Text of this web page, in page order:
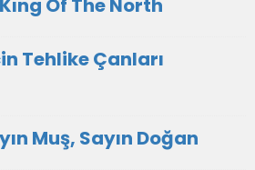
Of The North
Tehlike Çanları
Muş, Sayın Doğan